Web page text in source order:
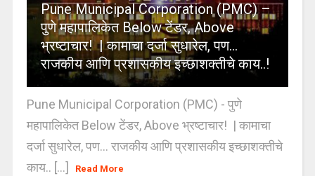
Pune Municipal Corporation (PMC) –
पुणे महापालिकेत Below टेंडर, Above
भ्रष्टाचार! | कामाचा दर्जा सुधारेल, पण…
राजकीय आणि प्रशासकीय इच्छाशक्तीचे काय..!
Pune Municipal Corporation (PMC) - पुणे
महापालिकेत Below टेंडर, Above भ्रष्टाचार! | कामाचा
दर्जा सुधारेल, पण… राजकीय आणि प्रशासकीय इच्छाशक्तीचे
काय.. [...]
Read More